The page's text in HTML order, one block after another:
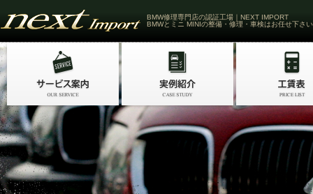
BMW修理専門店の認証工場｜NEXT IMPORT
BMWとミニ MINIの整備・修理・車検はお任せ下さい